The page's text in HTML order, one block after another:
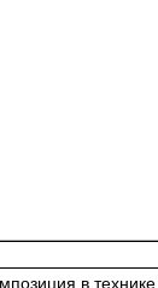
в технике